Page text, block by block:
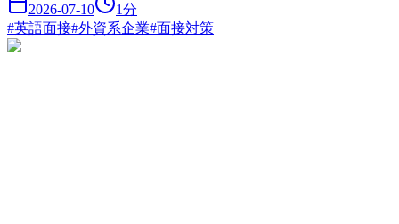
2026-07-10 1分
#英語面接#外資系企業#面接対策